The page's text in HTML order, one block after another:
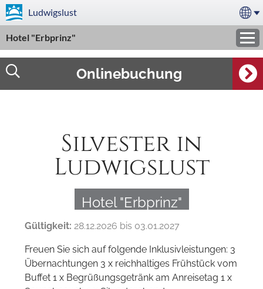
Ludwigslust
Hotel "Erbprinz"
Onlinebuchung
Silvester in
Ludwigslust
Hotel "Erbprinz"
Gültigkeit: 28.12.2026 bis 03.01.2027
Freuen Sie sich auf folgende Inklusivleistungen: 3
Übernachtungen 3 x reichhaltiges Frühstück vom
Buffet 1 x Begrüßungsgetränk am Anreisetag 1 x